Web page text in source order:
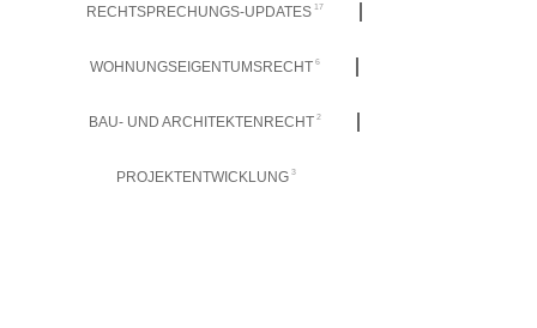
RECHTSPRECHUNGS-UPDATES 17
WOHNUNGSEIGENTUMSRECHT 6
BAU- UND ARCHITEKTENRECHT 2
PROJEKTENTWICKLUNG 3